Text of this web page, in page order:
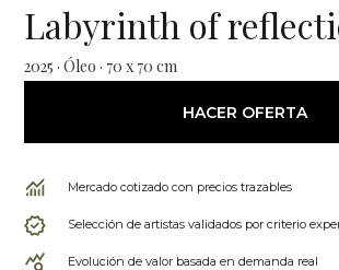
Labyrinth of
2025 · Óleo · 70 x 70 cm
HACER OFERTA
Mercado cotizado con precios trazables
Selección de artistas validados por criterio
Evolución de valor basada en demanda real